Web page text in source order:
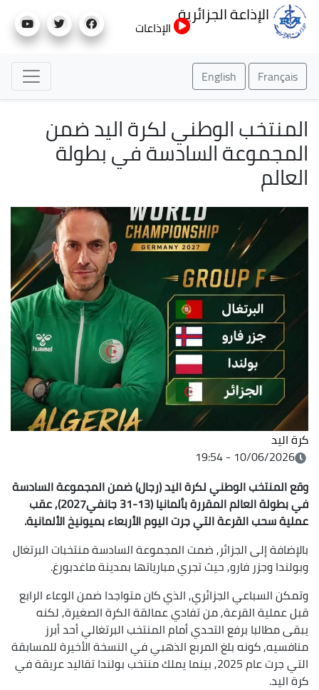
إلى
الإذاعة الجزائرية
الإذاعات
Français
English
المنتخب الوطني لكرة اليد ضمن
المجموعة السادسة في بطولة
العالم
كرة اليد
10/06/2026 - 19:54
وقع المنتخب الوطني لكرة اليد (رجال) ضمن المجموعة السادسة
في بطولة العالم المقررة بألمانيا (13-31 جانفي2027), عقب
عملية سحب القرعة التي جرت اليوم الأربعاء بميونيخ الألمانية.
بالإضافة إلى الجزائر, ضمت المجموعة السادسة منتخبات البرتغال
وبولندا وجزر فارو, حيث تجري مبارياتها بمدينة ماغدبورغ.
وتمكن السباعي الجزائري, الذي كان متواجدا ضمن الوعاء الرابع
قبل عملية القرعة, من تفادي عمالقة الكرة الصغيرة, لكنه
يبقى مطالبا برفع التحدي أمام المنتخب البرتغالي أحد أبرز
منافسيه, كونه بلغ المربع الذهبي في النسخة الأخيرة للمسابقة
التي جرت عام 2025, بينما يملك منتخب بولندا تقاليد عريقة في
كرة اليد.